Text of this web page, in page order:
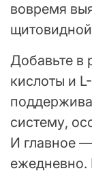
вовремя
Добавьте в
кислоты и
систему,
И главное
ежедневно.